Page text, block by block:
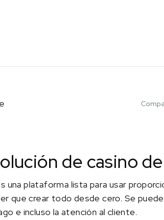
de casino
una plataforma lista para usar
que crear todo desde cero. Se
e incluso la atención al cliente.